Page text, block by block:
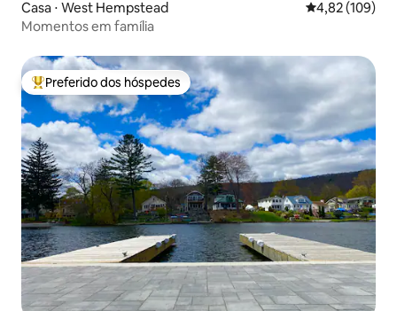
Casa ⋅ West Hempstead 4,82 de uma
4,82 (109)
Momentos em família
Entre os melhores preferidos dos hóspedes
Preferido dos hóspedes